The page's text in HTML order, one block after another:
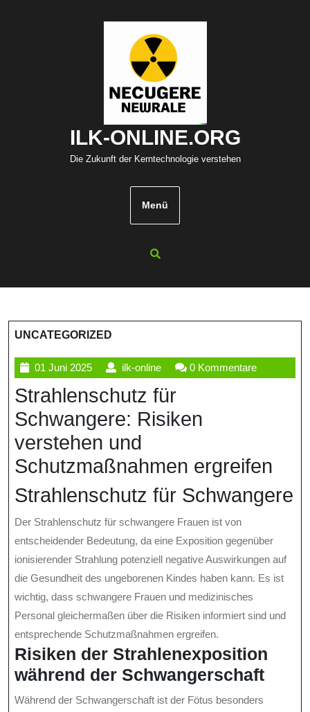
ILK-ONLINE.ORG
Die Zukunft der Kerntechnologie verstehen
Menü
UNCATEGORIZED
01 Juni 202501
Juni
2025
ilk-onlineilk-
online
0 Kommentare
Strahlenschutz für
Schwangere: Risiken
verstehen und
Schutzmaßnahmen ergreifen
Strahlenschutz für Schwangere
Der Strahlenschutz für schwangere Frauen ist von
entscheidender Bedeutung, da eine Exposition gegenüber
ionisierender Strahlung potenziell negative Auswirkungen auf
die Gesundheit des ungeborenen Kindes haben kann. Es ist
wichtig, dass schwangere Frauen und medizinisches
Personal gleichermaßen über die Risiken informiert sind und
entsprechende Schutzmaßnahmen ergreifen.
Risiken der Strahlenexposition
während der Schwangerschaft
Während der Schwangerschaft ist der Fötus besonders